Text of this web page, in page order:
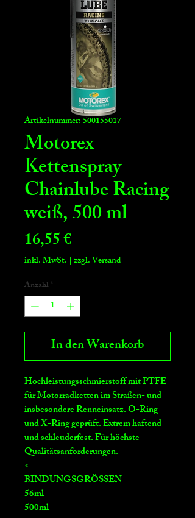
Artikelnummer: 500155017
Motorex
Kettenspray
Chainlube Racing
weiß, 500 ml
16,55 €Preis
inkl. MwSt. | zzgl. Versand
Anzahl*
In den Warenkorb
Hochleistungsschmierstoff mit PTFE
für Motorradketten im Straßen- und
insbesondere Renneinsatz. O-Ring
und X-Ring geprüft. Extrem haftend
und schleuderfest. Für höchste
Qualitätsanforderungen.
<
BINDUNGSGRÖSSEN
56ml
500ml